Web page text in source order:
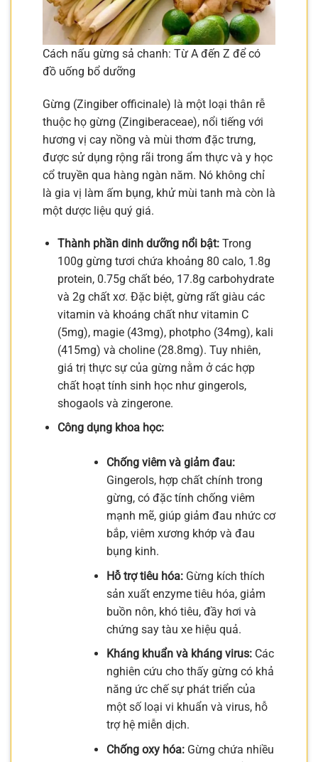
Cách nấu gừng sả chanh: Từ A đến Z để có
đồ uống bổ dưỡng
Gừng (Zingiber officinale) là một loại thân rễ
thuộc họ gừng (Zingiberaceae), nổi tiếng với
hương vị cay nồng và mùi thơm đặc trưng,
được sử dụng rộng rãi trong ẩm thực và y học
cổ truyền qua hàng ngàn năm. Nó không chỉ
là gia vị làm ấm bụng, khử mùi tanh mà còn là
một dược liệu quý giá.
Thành phần dinh dưỡng nổi bật:Trong
100g gừng tươi chứa khoảng 80 calo, 1.8g
protein, 0.75g chất béo, 17.8g carbohydrate
và 2g chất xơ. Đặc biệt, gừng rất giàu các
vitamin và khoáng chất như vitamin C
(5mg), magie (43mg), photpho (34mg), kali
(415mg) và choline (28.8mg). Tuy nhiên,
giá trị thực sự của gừng nằm ở các hợp
chất hoạt tính sinh học như gingerols,
shogaols và zingerone.
Công dụng khoa học:
Chống viêm và giảm đau:
Gingerols, hợp chất chính trong
gừng, có đặc tính chống viêm
mạnh mẽ, giúp giảm đau nhức cơ
bắp, viêm xương khớp và đau
bụng kinh.
Hỗ trợ tiêu hóa:Gừng kích thích
sản xuất enzyme tiêu hóa, giảm
buồn nôn, khó tiêu, đầy hơi và
chứng say tàu xe hiệu quả.
Kháng khuẩn và kháng virus:Các
nghiên cứu cho thấy gừng có khả
năng ức chế sự phát triển của
một số loại vi khuẩn và virus, hỗ
trợ hệ miễn dịch.
Chống oxy hóa:Gừng chứa nhiều